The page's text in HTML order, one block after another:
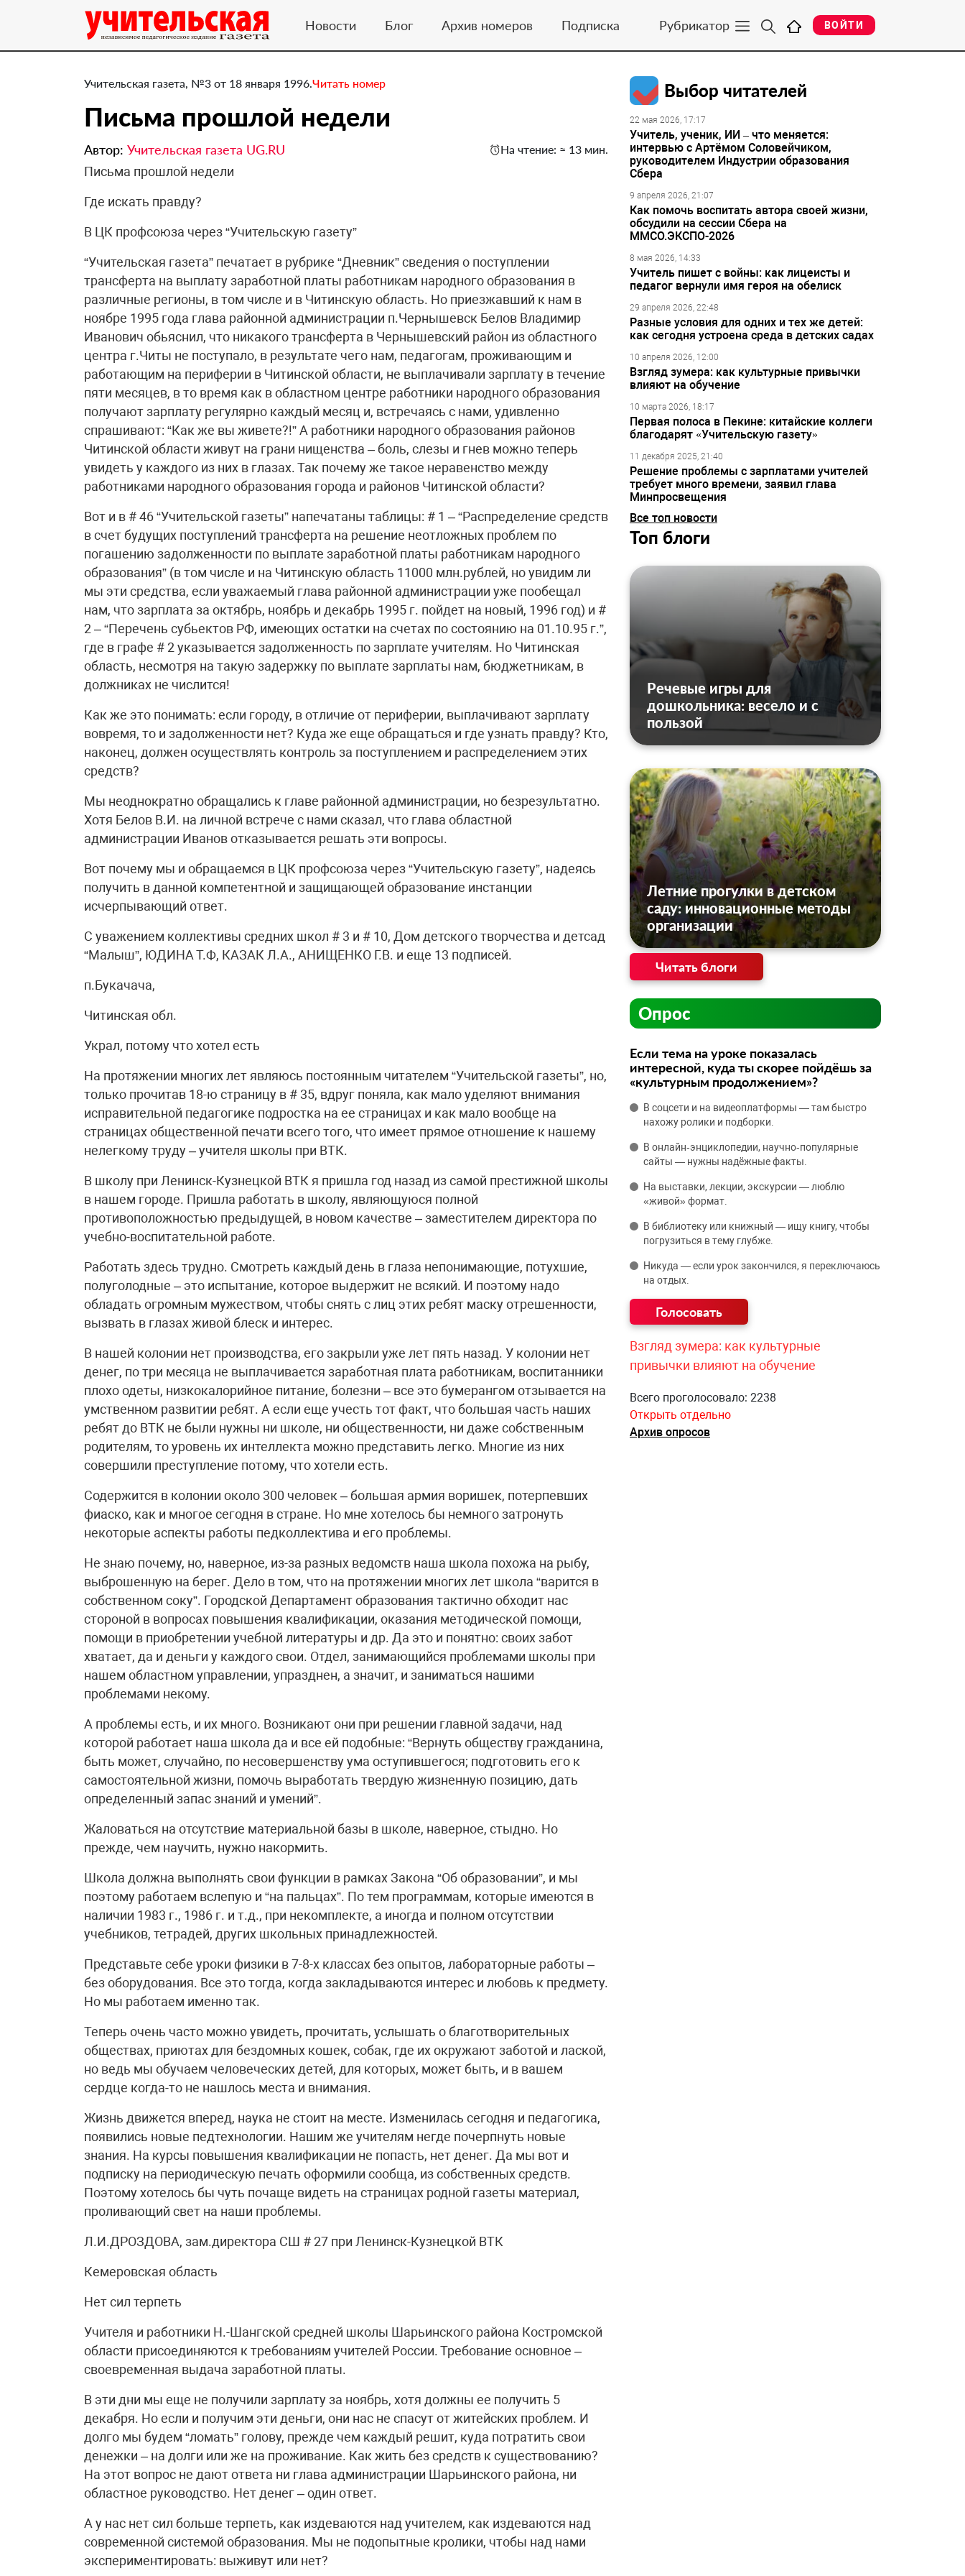
Новости Блог Архив номеров Подписка Рубрикатор ВОЙТИ
Учительская газета, №3 от 18 января 1996.Читать номер
Письма прошлой недели
Автор: Учительская газета UG.RU На чтение: ≈ 13 мин.
Письма прошлой недели
Где искать правду?
В ЦК профсоюза через “Учительскую газету”
“Учительская газета” печатает в рубрике “Дневник” сведения о поступлении
трансферта на выплату заработной платы работникам народного образования в
различные регионы, в том числе и в Читинскую область. Но приезжавший к нам в
ноябре 1995 года глава районной администрации п.Чернышевск Белов Владимир
Иванович обьяснил, что никакого трансферта в Чернышевский район из областного
центра г.Читы не поступало, в результате чего нам, педагогам, проживающим и
работающим на периферии в Читинской области, не выплачивали зарплату в течение
пяти месяцев, в то время как в областном центре работники народного образования
получают зарплату регулярно каждый месяц и, встречаясь с нами, удивленно
спрашивают: “Как же вы живете?!” А работники народного образования районов
Читинской области живут на грани нищенства – боль, слезы и гнев можно теперь
увидеть у каждого из них в глазах. Так почему же такое неравенство между
работниками народного образования города и районов Читинской области?
Вот и в # 46 “Учительской газеты” напечатаны таблицы: # 1 – “Распределение средств
в счет будущих поступлений трансферта на решение неотложных проблем по
погашению задолженности по выплате заработной платы работникам народного
образования” (в том числе и на Читинскую область 11000 млн.рублей, но увидим ли
мы эти средства, если уважаемый глава районной администрации уже пообещал
нам, что зарплата за октябрь, ноябрь и декабрь 1995 г. пойдет на новый, 1996 год) и #
2 – “Перечень субьектов РФ, имеющих остатки на счетах по состоянию на 01.10.95 г.”,
где в графе # 2 указывается задолженность по зарплате учителям. Но Читинская
область, несмотря на такую задержку по выплате зарплаты нам, бюджетникам, в
должниках не числится!
Как же это понимать: если городу, в отличие от периферии, выплачивают зарплату
вовремя, то и задолженности нет? Куда же еще обращаться и где узнать правду? Кто,
наконец, должен осуществлять контроль за поступлением и распределением этих
средств?
Мы неоднократно обращались к главе районной администрации, но безрезультатно.
Хотя Белов В.И. на личной встрече с нами сказал, что глава областной
администрации Иванов отказывается решать эти вопросы.
Вот почему мы и обращаемся в ЦК профсоюза через “Учительскую газету”, надеясь
получить в данной компетентной и защищающей образование инстанции
исчерпывающий ответ.
С уважением коллективы средних школ # 3 и # 10, Дом детского творчества и детсад
“Малыш”, ЮДИНА Т.Ф, КАЗАК Л.А., АНИЩЕНКО Г.В. и еще 13 подписей.
п.Букачача,
Читинская обл.
Украл, потому что хотел есть
На протяжении многих лет являюсь постоянным читателем “Учительской газеты”, но,
только прочитав 18-ю страницу в # 35, вдруг поняла, как мало уделяют внимания
исправительной педагогике подростка на ее страницах и как мало вообще на
страницах общественной печати всего того, что имеет прямое отношение к нашему
нелегкому труду – учителя школы при ВТК.
В школу при Ленинск-Кузнецкой ВТК я пришла год назад из самой престижной школы
в нашем городе. Пришла работать в школу, являющуюся полной
противоположностью предыдущей, в новом качестве – заместителем директора по
учебно-воспитательной работе.
Работать здесь трудно. Смотреть каждый день в глаза непонимающие, потухшие,
полуголодные – это испытание, которое выдержит не всякий. И поэтому надо
обладать огромным мужеством, чтобы снять с лиц этих ребят маску отрешенности,
вызвать в глазах живой блеск и интерес.
В нашей колонии нет производства, его закрыли уже лет пять назад. У колонии нет
денег, по три месяца не выплачивается заработная плата работникам, воспитанники
плохо одеты, низкокалорийное питание, болезни – все это бумерангом отзывается на
умственном развитии ребят. А если еще учесть тот факт, что большая часть наших
ребят до ВТК не были нужны ни школе, ни общественности, ни даже собственным
родителям, то уровень их интеллекта можно представить легко. Многие из них
совершили преступление потому, что хотели есть.
Содержится в колонии около 300 человек – большая армия воришек, потерпевших
фиаско, как и многое сегодня в стране. Но мне хотелось бы немного затронуть
некоторые аспекты работы педколлектива и его проблемы.
Не знаю почему, но, наверное, из-за разных ведомств наша школа похожа на рыбу,
выброшенную на берег. Дело в том, что на протяжении многих лет школа “варится в
собственном соку”. Городской Департамент образования тактично обходит нас
стороной в вопросах повышения квалификации, оказания методической помощи,
помощи в приобретении учебной литературы и др. Да это и понятно: своих забот
хватает, да и деньги у каждого свои. Отдел, занимающийся проблемами школы при
нашем областном управлении, упразднен, а значит, и заниматься нашими
проблемами некому.
А проблемы есть, и их много. Возникают они при решении главной задачи, над
которой работает наша школа да и все ей подобные: “Вернуть обществу гражданина,
быть может, случайно, по несовершенству ума оступившегося; подготовить его к
самостоятельной жизни, помочь выработать твердую жизненную позицию, дать
определенный запас знаний и умений”.
Жаловаться на отсутствие материальной базы в школе, наверное, стыдно. Но
прежде, чем научить, нужно накормить.
Школа должна выполнять свои функции в рамках Закона “Об образовании”, и мы
поэтому работаем вслепую и “на пальцах”. По тем программам, которые имеются в
наличии 1983 г., 1986 г. и т.д., при некомплекте, а иногда и полном отсутствии
учебников, тетрадей, других школьных принадлежностей.
Представьте себе уроки физики в 7-8-х классах без опытов, лабораторные работы –
без оборудования. Все это тогда, когда закладываются интерес и любовь к предмету.
Но мы работаем именно так.
Теперь очень часто можно увидеть, прочитать, услышать о благотворительных
обществах, приютах для бездомных кошек, собак, где их окружают заботой и лаской,
но ведь мы обучаем человеческих детей, для которых, может быть, и в вашем
сердце когда-то не нашлось места и внимания.
Жизнь движется вперед, наука не стоит на месте. Изменилась сегодня и педагогика,
появились новые педтехнологии. Нашим же учителям негде почерпнуть новые
знания. На курсы повышения квалификации не попасть, нет денег. Да мы вот и
подписку на периодическую печать оформили сообща, из собственных средств.
Поэтому хотелось бы чуть почаще видеть на страницах родной газеты материал,
проливающий свет на наши проблемы.
Л.И.ДРОЗДОВА, зам.директора СШ # 27 при Ленинск-Кузнецкой ВТК
Кемеровская область
Нет сил терпеть
Учителя и работники Н.-Шангской средней школы Шарьинского района Костромской
области присоединяются к требованиям учителей России. Требование основное –
своевременная выдача заработной платы.
В эти дни мы еще не получили зарплату за ноябрь, хотя должны ее получить 5
декабря. Но если и получим эти деньги, они нас не спасут от житейских проблем. И
долго мы будем “ломать” голову, прежде чем каждый решит, куда потратить свои
денежки – на долги или же на проживание. Как жить без средств к существованию?
На этот вопрос не дают ответа ни глава администрации Шарьинского района, ни
областное руководство. Нет денег – один ответ.
А у нас нет сил больше терпеть, как издеваются над учителем, как издеваются над
современной системой образования. Мы не подопытные кролики, чтобы над нами
экспериментировать: выживут или нет?
Выбор читателей
22 мая 2026, 17:17
Учитель, ученик, ИИ – что меняется:
интервью с Артёмом Соловейчиком,
руководителем Индустрии образования
Сбера
9 апреля 2026, 21:07
Как помочь воспитать автора своей жизни,
обсудили на сессии Сбера на
ММСО.ЭКСПО-2026
8 мая 2026, 14:33
Учитель пишет с войны: как лицеисты и
педагог вернули имя героя на обелиск
29 апреля 2026, 22:48
Разные условия для одних и тех же детей:
как сегодня устроена среда в детских садах
10 апреля 2026, 12:00
Взгляд зумера: как культурные привычки
влияют на обучение
10 марта 2026, 18:17
Первая полоса в Пекине: китайские коллеги
благодарят «Учительскую газету»
11 декабря 2025, 21:40
Решение проблемы с зарплатами учителей
требует много времени, заявил глава
Минпросвещения
Все топ новости
Топ блоги
Речевые игры для
дошкольника: весело и с
пользой
Летние прогулки в детском
саду: инновационные методы
организации
Читать блоги
Опрос
Если тема на уроке показалась
интересной, куда ты скорее пойдёшь за
«культурным продолжением»?
В соцсети и на видеоплатформы — там быстро
нахожу ролики и подборки.
В онлайн‑энциклопедии, научно‑популярные
сайты — нужны надёжные факты.
На выставки, лекции, экскурсии — люблю
«живой» формат.
В библиотеку или книжный — ищу книгу, чтобы
погрузиться в тему глубже.
Никуда — если урок закончился, я переключаюсь
на отдых.
Взгляд зумера: как культурные
привычки влияют на обучение
Всего проголосовало: 2238
Открыть отдельно
Архив опросов